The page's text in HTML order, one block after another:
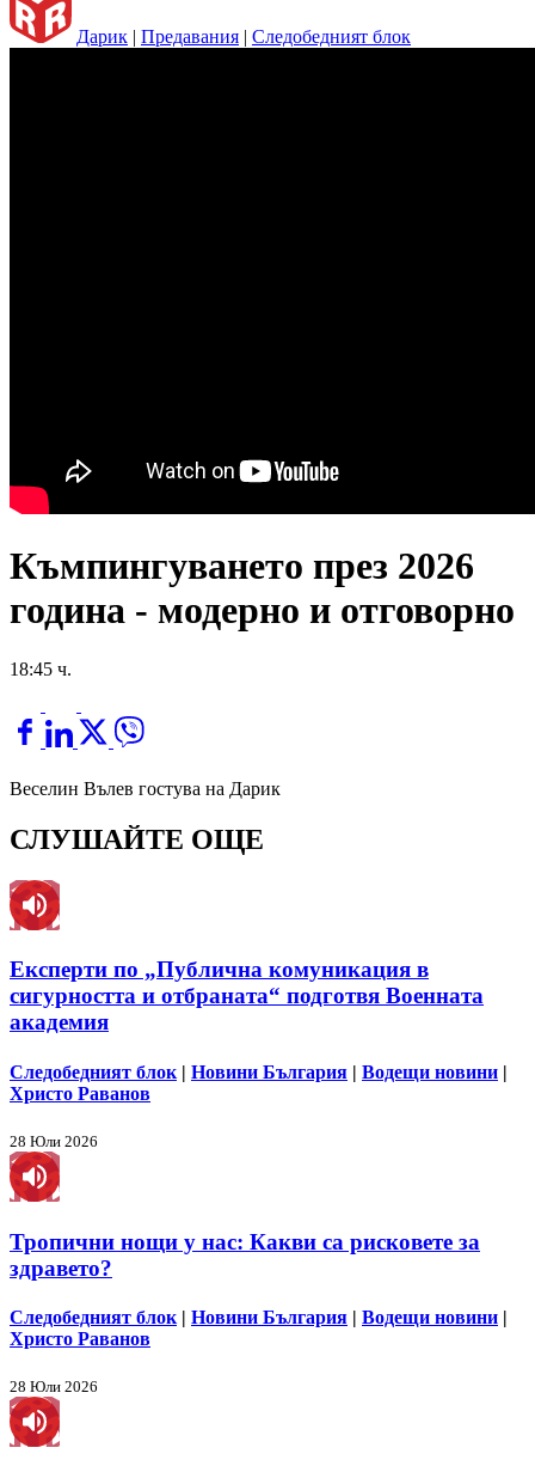
Дарик | Предавания | Следобедният блок
Къмпингуването през 2026
година - модерно и отговорно
18:45 ч.
Веселин Вълев гостува на Дарик
СЛУШАЙТЕ ОЩЕ
Експерти по „Публична комуникация в
сигурността и отбраната“ подготвя Военната
академия
Следобедният блок | Новини България | Водещи новини |
Христо Раванов
28 Юли 2026
Тропични нощи у нас: Какви са рисковете за
здравето?
Следобедният блок | Новини България | Водещи новини |
Христо Раванов
28 Юли 2026